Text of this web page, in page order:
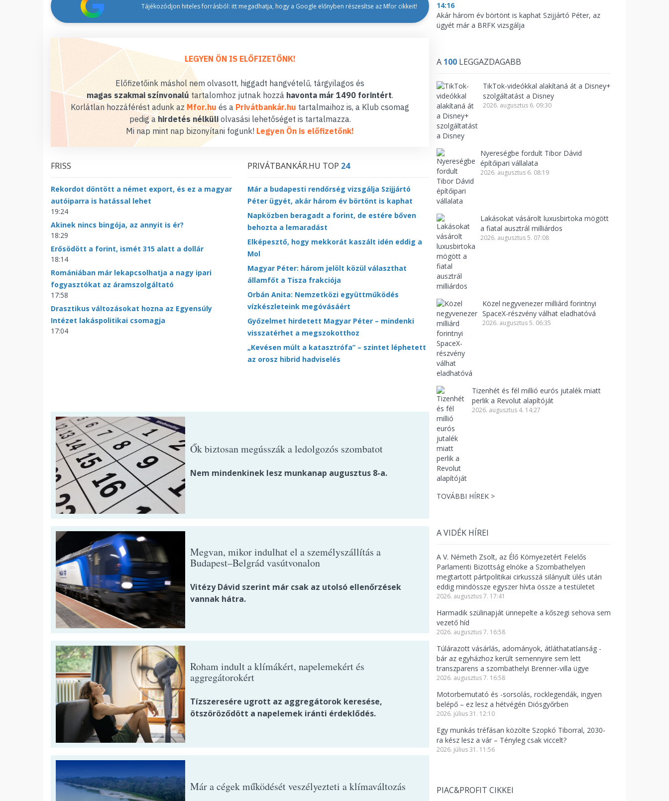
Tájékozódjon hiteles forrásból: itt megadhatja, hogy a Google előnyben részesítse az Mfor cikkeit!
LEGYEN ÖN IS ELŐFIZETŐNK!
Előfizetőink máshol nem olvasott, higgadt hangvételű, tárgyilagos és
magas szakmai színvonalú tartalomhoz jutnak hozzá havonta már 1490 forintért.
Korlátlan hozzáférést adunk az Mfor.hu és a Privátbankár.hu tartalmaihoz is, a Klub csomag
pedig ahirdetés nélküliolvasási lehetőséget is tartalmazza.
Mi nap mint nap bizonyítani fogunk! Legyen Ön is előfizetőnk!
FRISS
Rekordot döntött a német export, és ez a magyar
autóiparra is hatással lehet
19:24
Akinek nincs bingója, az annyit is ér?
18:29
Erősödött a forint, ismét 315 alatt a dollár
18:14
Romániában már lekapcsolhatja a nagy ipari
fogyasztókat az áramszolgáltató
17:58
Drasztikus változásokat hozna az Egyensúly
Intézet lakáspolitikai csomagja
17:04
PRIVÁTBANKÁR.HU TOP 24
Már a budapesti rendőrség vizsgálja Szijjártó
Péter ügyét, akár három év börtönt is kaphat
Napközben beragadt a forint, de estére bőven
behozta a lemaradást
Elképesztő, hogy mekkorát kaszált idén eddig a
Mol
Magyar Péter: három jelölt közül választhat
államfőt a Tisza frakciója
Orbán Anita: Nemzetközi együttműködés
vízkészleteink megóvásáért
Győzelmet hirdetett Magyar Péter – mindenki
visszatérhet a megszokotthoz
„Kevésen múlt a katasztrófa” – szintet léphetett
az orosz hibrid hadviselés
Ők biztosan megússzák a ledolgozós szombatot
Nem mindenkinek lesz munkanap augusztus 8-a.
Megvan, mikor indulhat el a személyszállítás a
Budapest–Belgrád vasútvonalon
Vitézy Dávid szerint már csak az utolsó ellenőrzések
vannak hátra.
Roham indult a klímákért, napelemekért és
aggregátorokért
Tízszeresére ugrott az aggregátorok keresése,
ötszöröződött a napelemek iránti érdeklődés.
Már a cégek működését veszélyezteti a klímaváltozás
14:16
Akár három év börtönt is kaphat Szijjártó Péter, az
ügyét már a BRFK vizsgálja
A 100 LEGGAZDAGABB
TikTok-videókkal alakítaná át a Disney+
szolgáltatást a Disney
2026. augusztus 6. 09:30
Nyereségbe fordult Tibor Dávid
építőipari vállalata
2026. augusztus 6. 08:19
Lakásokat vásárolt luxusbirtoka mögött
a fiatal ausztrál milliárdos
2026. augusztus 5. 07:08
Közel negyvenezer milliárd forintnyi
SpaceX-részvény válhat eladhatóvá
2026. augusztus 5. 06:35
Tizenhét és fél millió eurós jutalék miatt
perlik a Revolut alapítóját
2026. augusztus 4. 14:27
TOVÁBBI HÍREK >
A VIDÉK HÍREI
A V. Németh Zsolt, az Élő Környezetért Felelős
Parlamenti Bizottság elnöke a Szombathelyen
megtartott pártpolitikai cirkusszá silányult ülés után
eddig mindössze egyszer hívta össze a testületet
2026. augusztus 7. 17:41
Harmadik szülinapját ünnepelte a kőszegi sehova sem
vezető híd
2026. augusztus 7. 16:58
Túlárazott vásárlás, adományok, átláthatatlanság -
bár az egyházhoz került semennyire sem lett
transzparens a szombathelyi Brenner-villa ügye
2026. augusztus 7. 16:58
Motorbemutató és -sorsolás, rocklegendák, ingyen
belépő – ez lesz a hétvégén Diósgyőrben
2026. július 31. 12:10
Egy munkás tréfásan közölte Szopkó Tiborral, 2030-
ra kész lesz a vár – Tényleg csak viccelt?
2026. július 31. 11:56
PIAC&PROFIT CIKKEI